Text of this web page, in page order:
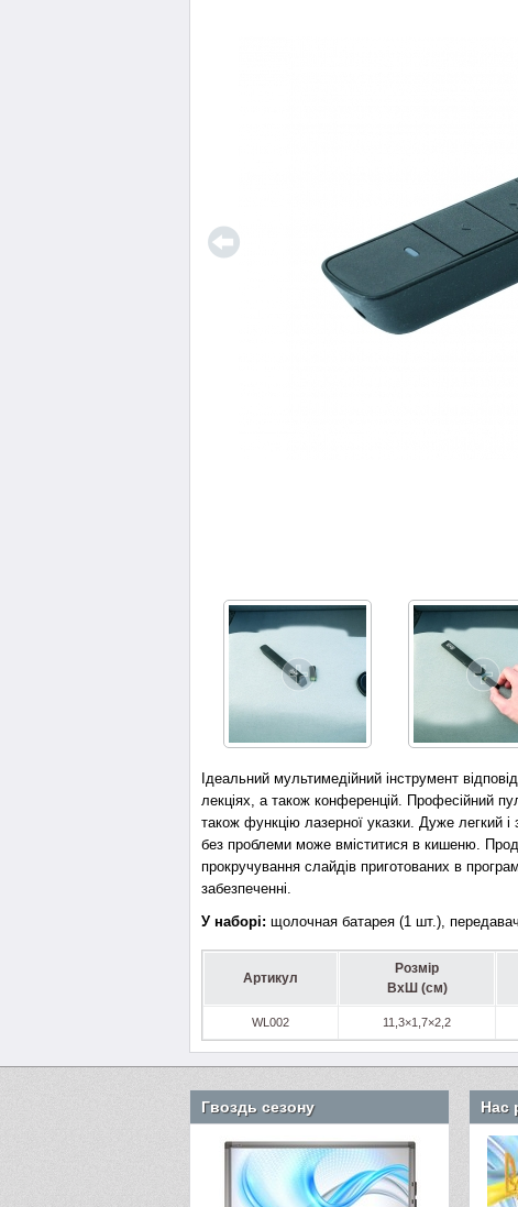
Ідеальний мультимедійний інструмент
лекціях, а також конференцій. Професійний
також функцію лазерної указки. Дуже легкий
без проблеми може вміститися в кишеню.
прокручування слайдів приготованих в
забезпеченні.
У наборі: щолочная батарея (1 шт.),
Артикул
Розмір
ВхШ (см)
WL002 11,3×1,7×2,2
Гвоздь сезону Нас